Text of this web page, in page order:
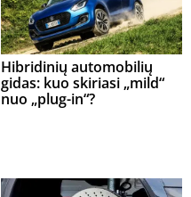
Hibridinių automobilių
gidas: kuo skiriasi „mild“
nuo „plug-in“?